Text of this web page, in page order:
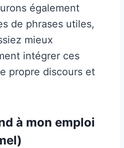
également
de phrases utiles,
mieux
intégrer ces
propre discours et
à mon emploi